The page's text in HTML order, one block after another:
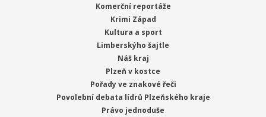
Komerční reportáže
Krimi Západ
Kultura a sport
Limberskýho šajtle
Náš kraj
Plzeň v kostce
Pořady ve znakové řeči
Povolební debata lídrů Plzeňského kraje
Právo jednoduše